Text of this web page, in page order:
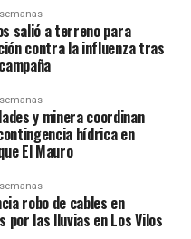
salió a terreno para
contra la influenza tras
y minera coordinan
hídrica en
El Mauro
robo de cables en
las lluvias en Los Vilos